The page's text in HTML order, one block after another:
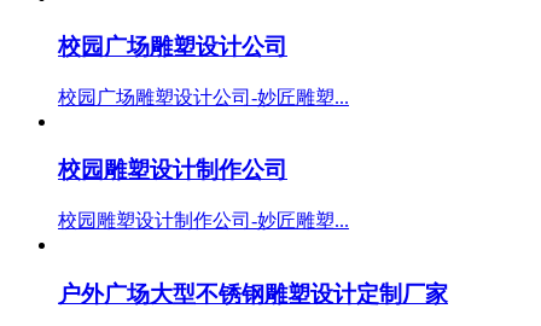
校园广场雕塑设计公司
校园广场雕塑设计公司-妙匠雕塑...
校园雕塑设计制作公司
校园雕塑设计制作公司-妙匠雕塑...
户外广场大型不锈钢雕塑设计定制厂家